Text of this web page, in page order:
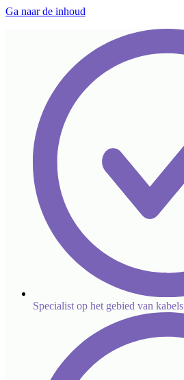
Ga naar de inhoud
Specialist op het gebied van kabels